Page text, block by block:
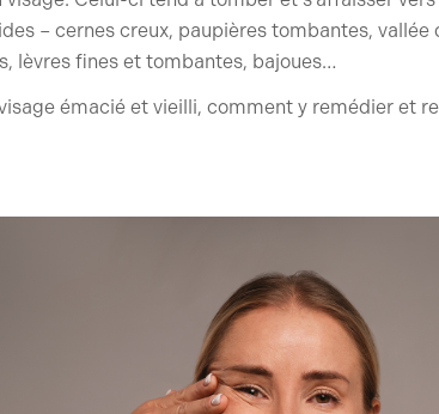
– cernes creux, paupières tombantes, vallée
lèvres fines et tombantes, bajoues…
émacié et vieilli, comment y remédier et